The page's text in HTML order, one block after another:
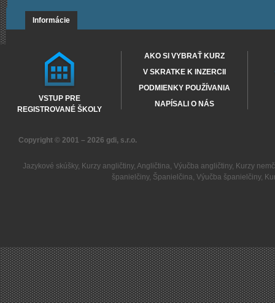
Informácie
VSTUP PRE
REGISTROVANÉ ŠKOLY
AKO SI VYBRAŤ KURZ
V SKRATKE K INZERCII
PODMIENKY POUŽÍVANIA
NAPÍSALI O NÁS
Copyright © 2001 – 2026 gdi, s.r.o.
Jazykové skúšky, Kurzy angličtiny, Angličtina, Výučba angličtiny, Kurzy
španielčiny, Španielčina, Výučba španielčiny,